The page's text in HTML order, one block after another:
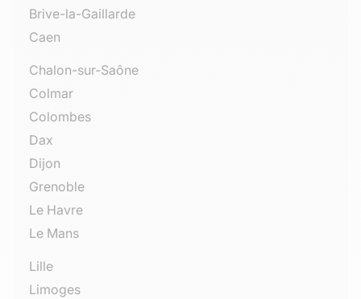
Brive-la-Gaillarde
Caen
Chalon-sur-Saône
Colmar
Colombes
Dax
Dijon
Grenoble
Le Havre
Le Mans
Lille
Limoges